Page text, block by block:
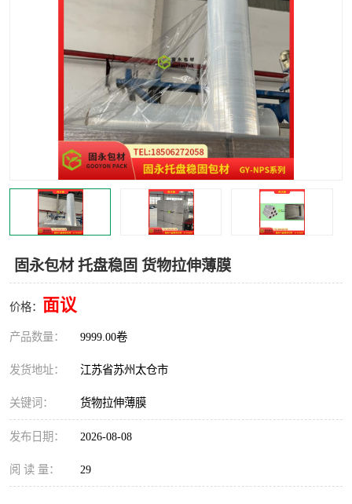
固永包材 托盘稳固 货物拉伸薄膜
价格： 面议
产品数量： 9999.00卷
发货地址： 江苏省苏州太仓市
关键词： 货物拉伸薄膜
发布日期： 2026-08-08
阅 读 量： 29
缠绕膜
托盘裹包网兜
托盘捆绑带